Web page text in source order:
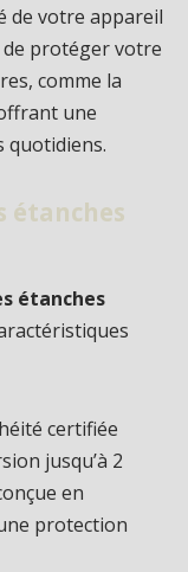
de votre appareil
protéger votre
comme la
une
quotidiens.
étanches
étanches
certifiée
jusqu’à 2
en
protection